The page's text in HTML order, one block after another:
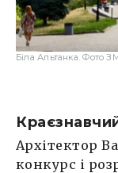
Біла Альтанка. Фото
Архітектор
конкурс і